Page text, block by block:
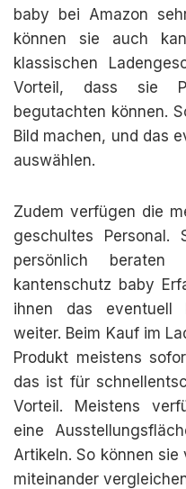
baby bei Amazon
können sie auch
klassischen
Vorteil, dass sie
begutachten können.
Bild machen, und das
auswählen.
Zudem verfügen die
geschultes
persönlich
kantenschutz baby
ihnen das eventuell
weiter. Beim Kauf im
Produkt meistens
das ist für
Vorteil. Meistens
eine
Artikeln. So können
miteinander